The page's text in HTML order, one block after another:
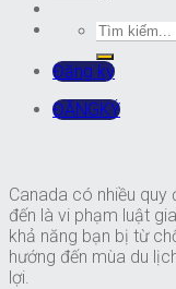
Đăng ký
ĐĂNGKÝ
Canada có nhiều
đến là vi phạm luật
khả năng bạn bị từ
hướng đến mùa du
lợi.